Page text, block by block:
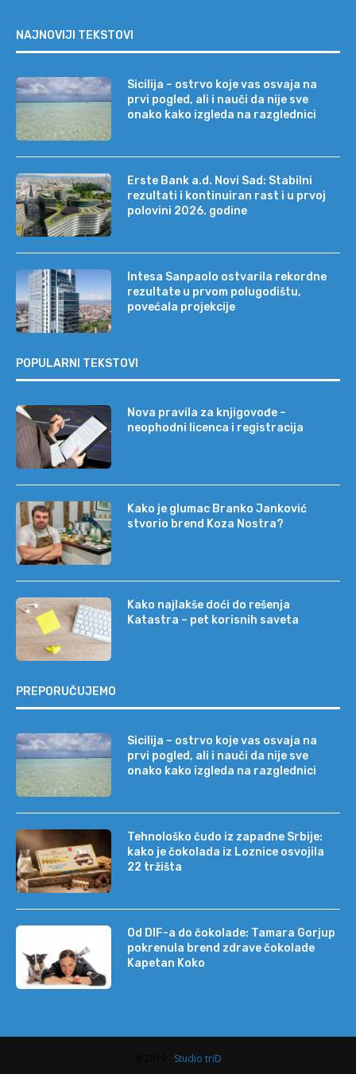
NAJNOVIJI TEKSTOVI
Sicilija – ostrvo koje vas osvaja na
prvi pogled, ali i nauči da nije sve
onako kako izgleda na razglednici
Erste Bank a.d. Novi Sad: Stabilni
rezultati i kontinuiran rast i u prvoj
polovini 2026. godine
Intesa Sanpaolo ostvarila rekordne
rezultate u prvom polugodištu,
povećala projekcije
POPULARNI TEKSTOVI
Nova pravila za knjigovođe –
neophodni licenca i registracija
Kako je glumac Branko Janković
stvorio brend Koza Nostra?
Kako najlakše doći do rešenja
Katastra – pet korisnih saveta
PREPORUČUJEMO
Sicilija – ostrvo koje vas osvaja na
prvi pogled, ali i nauči da nije sve
onako kako izgleda na razglednici
Tehnološko čudo iz zapadne Srbije:
kako je čokolada iz Loznice osvojila
22 tržišta
Od DIF-a do čokolade: Tamara Gorjup
pokrenula brend zdrave čokolade
Kapetan Koko
Studio triD